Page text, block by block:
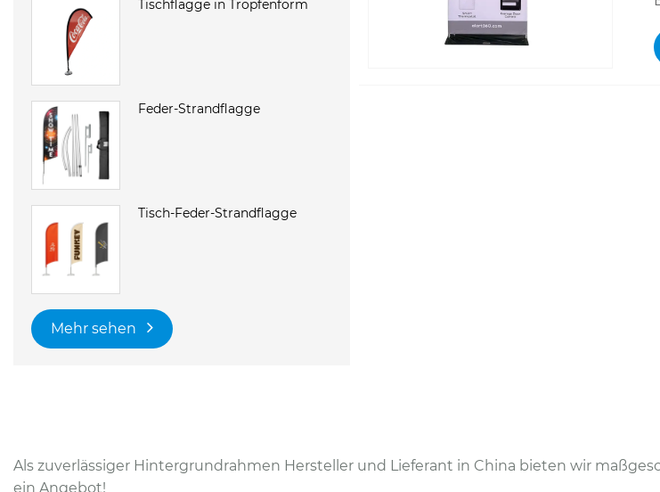
Tischflagge in Tropfenform
Feder-Strandflagge
Tisch-Feder-Strandflagge
Mehr sehen
Als zuverlässiger Hintergrundrahmen Hersteller und Lieferant in China bieten wir
ein Angebot!